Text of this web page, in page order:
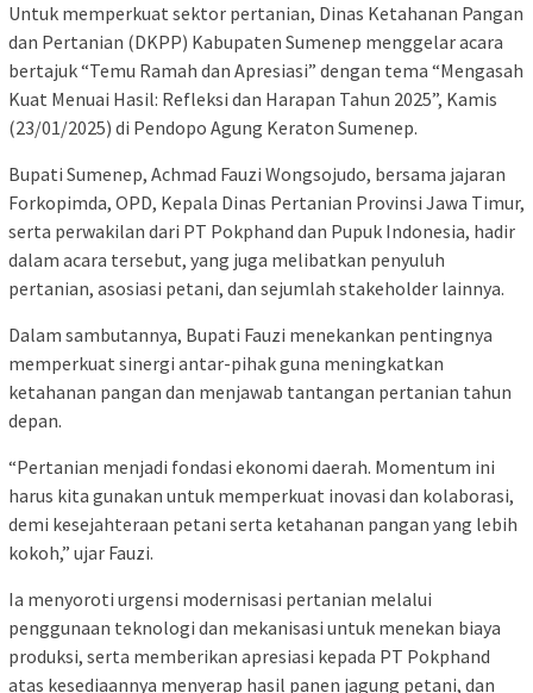
Untuk memperkuat sektor pertanian, Dinas Ketahanan Pangan
dan Pertanian (DKPP) Kabupaten Sumenep menggelar acara
bertajuk “Temu Ramah dan Apresiasi” dengan tema “Mengasah
Kuat Menuai Hasil: Refleksi dan Harapan Tahun 2025”, Kamis
(23/01/2025) di Pendopo Agung Keraton Sumenep.
Bupati Sumenep, Achmad Fauzi Wongsojudo, bersama jajaran
Forkopimda, OPD, Kepala Dinas Pertanian Provinsi Jawa Timur,
serta perwakilan dari PT Pokphand dan Pupuk Indonesia, hadir
dalam acara tersebut, yang juga melibatkan penyuluh
pertanian, asosiasi petani, dan sejumlah stakeholder lainnya.
Dalam sambutannya, Bupati Fauzi menekankan pentingnya
memperkuat sinergi antar-pihak guna meningkatkan
ketahanan pangan dan menjawab tantangan pertanian tahun
depan.
“Pertanian menjadi fondasi ekonomi daerah. Momentum ini
harus kita gunakan untuk memperkuat inovasi dan kolaborasi,
demi kesejahteraan petani serta ketahanan pangan yang lebih
kokoh,” ujar Fauzi.
Ia menyoroti urgensi modernisasi pertanian melalui
penggunaan teknologi dan mekanisasi untuk menekan biaya
produksi, serta memberikan apresiasi kepada PT Pokphand
atas kesediaannya menyerap hasil panen jagung petani, dan